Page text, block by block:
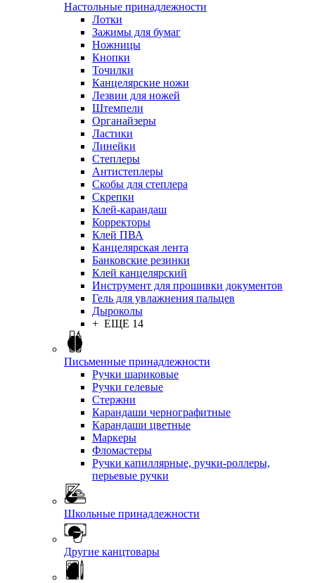
Настольные принадлежности
Лотки
Зажимы для бумаг
Ножницы
Кнопки
Точилки
Канцелярские ножи
Лезвии для ножей
Штемпели
Органайзеры
Ластики
Линейки
Степлеры
Антистеплеры
Скобы для степлера
Скрепки
Клей-карандаш
Корректоры
Клей ПВА
Канцелярская лента
Банковские резинки
Клей канцелярский
Инструмент для прошивки документов
Гель для увлажнения пальцев
Дыроколы
+ ЕЩЕ 14
Письменные принадлежности
Ручки шариковые
Ручки гелевые
Стержни
Карандаши чернографитные
Карандаши цветные
Маркеры
Фломастеры
Ручки капиллярные, ручки-роллеры,
перьевые ручки
Школьные принадлежности
Другие канцтовары